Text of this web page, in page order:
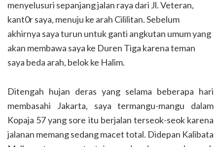
menyelusuri sepanjang jalan raya dari Jl. Veteran,
kant0r saya, menuju ke arah Cililitan. Sebelum
akhirnya saya turun untuk ganti angkutan umum yang
akan membawa saya ke Duren Tiga karena teman
saya beda arah, belok ke Halim.
Ditengah hujan deras yang selama beberapa hari
membasahi Jakarta, saya termangu-mangu dalam
Kopaja 57 yang sore itu berjalan terseok-seok karena
jalanan memang sedang macet total. Didepan Kalibata